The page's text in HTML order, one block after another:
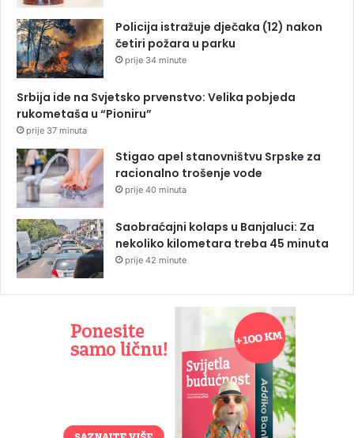
Policija istražuje dječaka (12) nakon
četiri požara u parku
prije 34 minute
Srbija ide na Svjetsko prvenstvo: Velika pobjeda
rukometaša u “Pioniru”
prije 37 minuta
Stigao apel stanovništvu Srpske za
racionalno trošenje vode
prije 40 minuta
Saobraćajni kolaps u Banjaluci: Za
nekoliko kilometara treba 45 minuta
prije 42 minute